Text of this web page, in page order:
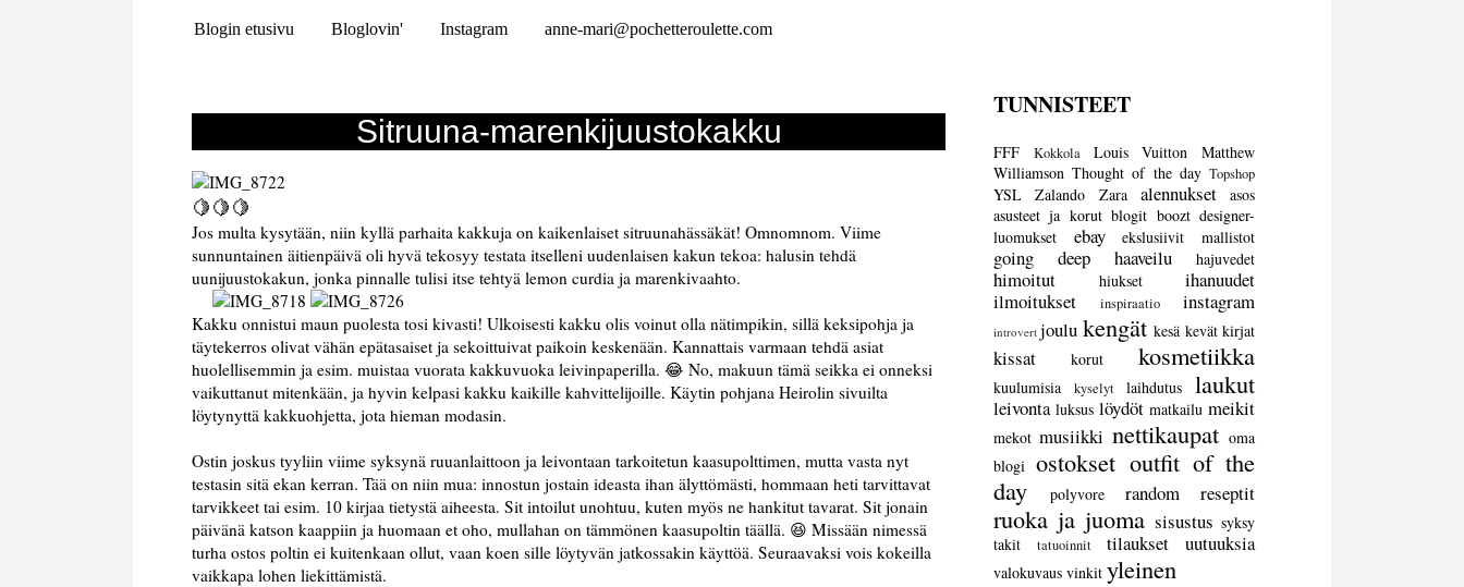
Blogin etusivu Bloglovin' Instagram anne-mari@pochetteroulette.com
Sitruuna-marenkijuustokakku
🍋🍋🍋
Jos multa kysytään, niin kyllä parhaita kakkuja on kaikenlaiset sitruunahässäkät! Omnomnom. Viime
sunnuntainen äitienpäivä oli hyvä tekosyy testata itselleni uudenlaisen kakun tekoa: halusin tehdä
uunijuustokakun, jonka pinnalle tulisi itse tehtyä lemon curdia ja marenkivaahto.
Kakku onnistui maun puolesta tosi kivasti! Ulkoisesti kakku olis voinut olla nätimpikin, sillä keksipohja ja
täytekerros olivat vähän epätasaiset ja sekoittuivat paikoin keskenään. Kannattais varmaan tehdä asiat
huolellisemmin ja esim. muistaa vuorata kakkuvuoka leivinpaperilla. 😂 No, makuun tämä seikka ei onneksi
vaikuttanut mitenkään, ja hyvin kelpasi kakku kaikille kahvittelijoille. Käytin pohjana Heirolin sivuilta
löytynyttä kakkuohjetta, jota hieman modasin.
Ostin joskus tyyliin viime syksynä ruuanlaittoon ja leivontaan tarkoitetun kaasupolttimen, mutta vasta nyt
testasin sitä ekan kerran. Tää on niin mua: innostun jostain ideasta ihan älyttömästi, hommaan heti tarvittavat
tarvikkeet tai esim. 10 kirjaa tietystä aiheesta. Sit intoilut unohtuu, kuten myös ne hankitut tavarat. Sit jonain
päivänä katson kaappiin ja huomaan et oho, mullahan on tämmönen kaasupoltin täällä. 😆 Missään nimessä
turha ostos poltin ei kuitenkaan ollut, vaan koen sille löytyvän jatkossakin käyttöä. Seuraavaksi vois kokeilla
vaikkapa lohen liekittämistä.
TUNNISTEET
FFF Kokkola Louis Vuitton
Matthew
Williamson Thought of the day Topshop
YSL Zalando Zara alennukset
asos
asusteet ja korut blogit boozt designer-
luomukset
ebay ekslusiivit mallistot
going deep haaveilu hajuvedet
himoitut hiukset
ihanuudet
ilmoitukset
inspiraatio instagram
introvert joulu kengät kesä kevät kirjat
kissat korut kosmetiikka
kuulumisia kyselyt laihdutus laukut
leivonta luksus löydöt matkailu meikit
mekot musiikki nettikaupat oma
blogi ostokset outfit of the
day
polyvore random reseptit
ruoka ja juoma sisustus syksy
takit
tatuoinnit tilaukset uutuuksia
valokuvaus vinkit yleinen